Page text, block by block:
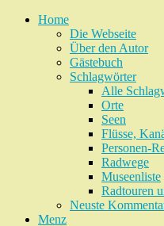
Home
Die Webseite
Über den Autor
Gästebuch
Schlagwörter
Alle
Orte
Seen
Flüsse,
Personen-
Radwege
Museenliste
Radtouren
Neuste
Menz